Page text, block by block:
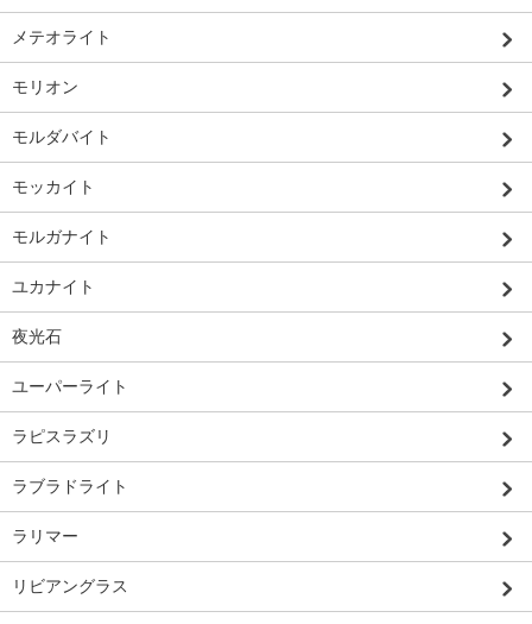
メテオライト
モリオン
モルダバイト
モッカイト
モルガナイト
ユカナイト
夜光石
ユーパーライト
ラピスラズリ
ラブラドライト
ラリマー
リビアングラス